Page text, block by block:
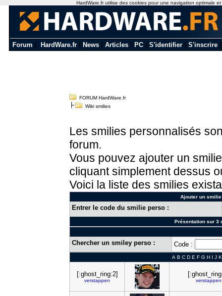
Forum HardWare.fr News Articles PC S'identifier S'inscrire
FORUM HardWare.fr
Wiki smilies
Les smilies personnalisés
forum.
Vous pouvez ajouter un
cliquant simplement dessus
Voici la liste des smilies
Ajouter un
Entrer le code du smilie perso :
Présentation sur 3
Chercher un smiley perso : Code :
A B C D E F G H I J K
[:ghost_ring:2]
verstappen verstappen
HardWare.fr utilise des cookies pour une navigation optimale